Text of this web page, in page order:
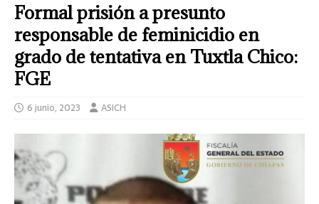
Formal prisión a presunto
responsable de feminicidio en
grado de tentativa en Tuxtla Chico:
FGE
6 junio, 2023 ASICH